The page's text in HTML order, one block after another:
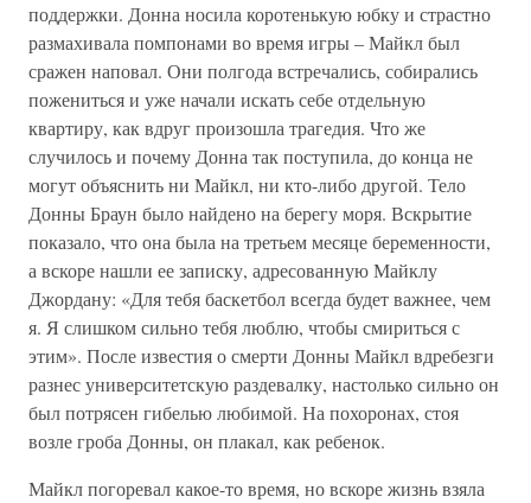
поддержки. Донна носила коротенькую юбку и страстно
размахивала помпонами во время игры – Майкл был
сражен наповал. Они полгода встречались, собирались
пожениться и уже начали искать себе отдельную
квартиру, как вдруг произошла трагедия. Что же
случилось и почему Донна так поступила, до конца не
могут объяснить ни Майкл, ни кто-либо другой. Тело
Донны Браун было найдено на берегу моря. Вскрытие
показало, что она была на третьем месяце беременности,
а вскоре нашли ее записку, адресованную Майклу
Джордану: «Для тебя баскетбол всегда будет важнее, чем
я. Я слишком сильно тебя люблю, чтобы смириться с
этим». После известия о смерти Донны Майкл вдребезги
разнес университетскую раздевалку, настолько сильно он
был потрясен гибелью любимой. На похоронах, стоя
возле гроба Донны, он плакал, как ребенок.
Майкл погоревал какое-то время, но вскоре жизнь взяла